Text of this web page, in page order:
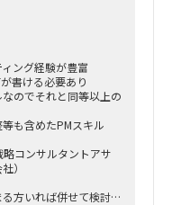
ング経験が豊富
書ける必要あり
のでそれと同等以上の
も含めたPMスキル
コンサルタントアサ
）
方いれば併せて検討し